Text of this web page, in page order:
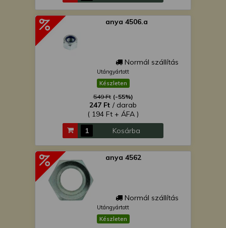
anya 4506.a
Normál szállítás
Utángyártott
Készleten
549 Ft (-55%)
247 Ft / darab
( 194 Ft + ÁFA )
Kosárba
anya 4562
Normál szállítás
Utángyártott
Készleten